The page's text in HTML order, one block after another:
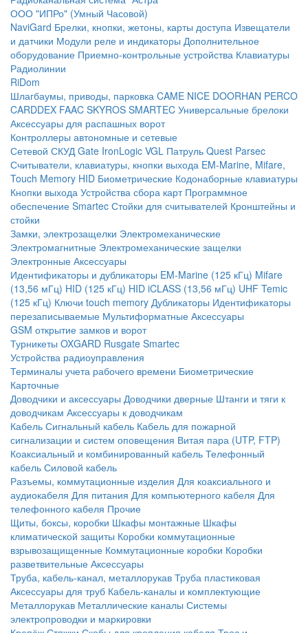
ООО "ИПРо" (Умный Часовой)
NaviGard Брелки, кнопки, жетоны, карты доступа Извещатели
и датчики Модули реле и индикаторы Дополнительное
оборудование Приемно-контрольные устройства Клавиатуры
Радиолинии
RiDom
Шлагбаумы, приводы, парковка CAME NICE DOORHAN PERCO
CARDDEX FAAC SKYROS SMARTEC Универсальные брелоки
Аксессуары для распашных ворот
Контроллеры автономные и сетевые
Сетевой СКУД Gate IronLogic VGL Патруль Quest Parsec
Считыватели, клавиатуры, кнопки выхода EM-Marine, Mifare,
Touch Memory HID Биометрические Кодонаборные клавиатуры
Кнопки выхода Устройства сбора карт Программное
обеспечение Smartec Стойки для считывателей Кронштейны и
стойки
Замки, электрозащелки Электромеханические
Электромагнитные Электромеханические защелки
Электронные Аксессуары
Идентификаторы и дубликаторы EM-Marine (125 кГц) Mifare
(13,56 мГц) HID (125 кГц) HID iCLASS (13,56 мГц) UHF Temic
(125 кГц) Ключи touch memory Дубликаторы Идентификаторы
перезаписываемые Мультиформатные Аксессуары
GSM открытие замков и ворот
Турникеты OXGARD Rusgate Smartec
Устройства радиоуправления
Терминалы учета рабочего времени Биометрические
Карточные
Доводчики и аксессуары Доводчики дверные Штанги и тяги к
доводчикам Аксессуары к доводчикам
Кабель Сигнальный кабель Кабель для пожарной
сигнализации и систем оповещения Витая пара (UTP, FTP)
Коаксиальный и комбинированный кабель Телефонный
кабель Силовой кабель
Разъемы, коммутационные изделия Для коаксиального и
аудиокабеля Для питания Для компьютерного кабеля Для
телефонного кабеля Прочие
Щиты, боксы, коробки Шкафы монтажные Шкафы
климатической защиты Коробки коммутационные
взрывозащищенные Коммутационные коробки Коробки
разветвительные Аксессуары
Труба, кабель-канал, металлорукав Труба пластиковая
Аксессуары для труб Кабель-каналы и комплектующие
Металлорукав Металлические каналы Системы
электропроводки и маркировки